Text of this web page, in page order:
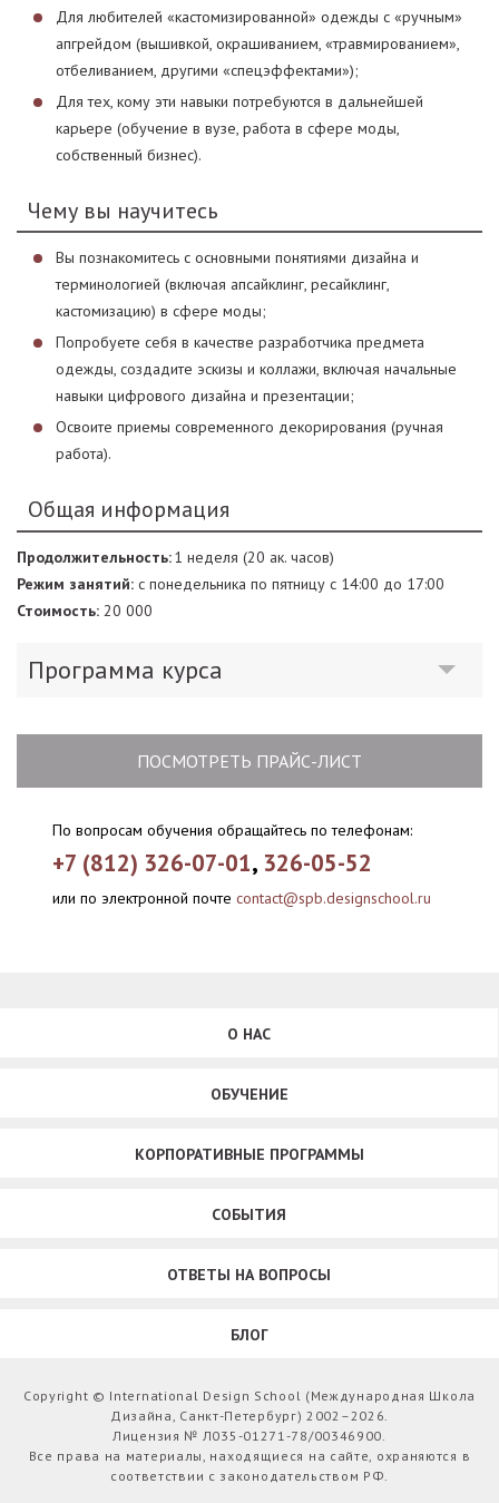
Для любителей «кастомизированной» одежды с «ручным»
апгрейдом (вышивкой, окрашиванием, «травмированием»,
отбеливанием, другими «спецэффектами»);
Для тех, кому эти навыки потребуются в дальнейшей
карьере (обучение в вузе, работа в сфере моды,
собственный бизнес).
Чему вы научитесь
Вы познакомитесь с основными понятиями дизайна и
терминологией (включая апсайклинг, ресайклинг,
кастомизацию) в сфере моды;
Попробуете себя в качестве разработчика предмета
одежды, создадите эскизы и коллажи, включая начальные
навыки цифрового дизайна и презентации;
Освоите приемы современного декорирования (ручная
работа).
Общая информация
Продолжительность:1 неделя (20 ак. часов)
Режим занятий: с понедельника по пятницу с 14:00 до 17:00
Стоимость: 20 000
Программа курса
ПОСМОТРЕТЬ ПРАЙС-ЛИСТ
По вопросам обучения обращайтесь по телефонам:
+7 (812) 326-07-01, 326-05-52
или по электронной почте contact@spb.designschool.ru
О НАС
ОБУЧЕНИЕ
КОРПОРАТИВНЫЕ ПРОГРАММЫ
СОБЫТИЯ
ОТВЕТЫ НА ВОПРОСЫ
БЛОГ
Copyright © International Design School (Международная Школа
Дизайна, Санкт-Петербург) 2002–2026.
Лицензия № Л035-01271-78/00346900.
Все права на материалы, находящиеся на сайте, охраняются в
соответствии с законодательством РФ.